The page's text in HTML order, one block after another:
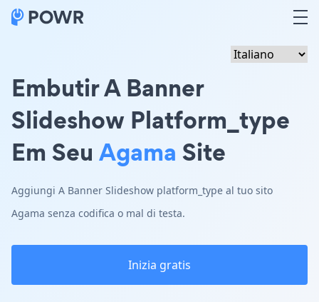
Embutir A Banner
Slideshow Platform_type
Em Seu Agama Site
Aggiungi A Banner Slideshow platform_type al tuo sito
Agama senza codifica o mal di testa.
Inizia gratis